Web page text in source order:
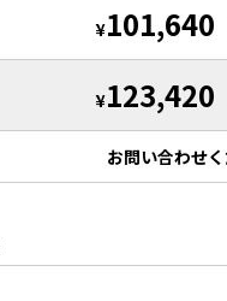
¥101,640
¥123,420
お問い合わせく